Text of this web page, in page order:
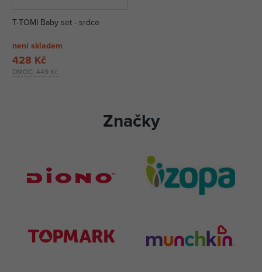
T-TOMI Baby set - srdce
není skladem
DMOC: 449 Kč
428 Kč
Značky